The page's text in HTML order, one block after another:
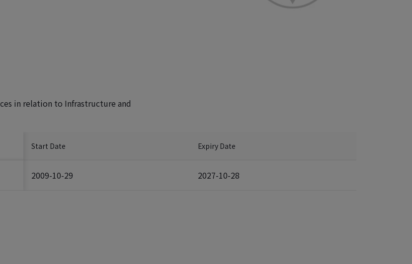
in relation to Infrastructure and
Start Date Expiry Date
2009-10-29 2027-10-28